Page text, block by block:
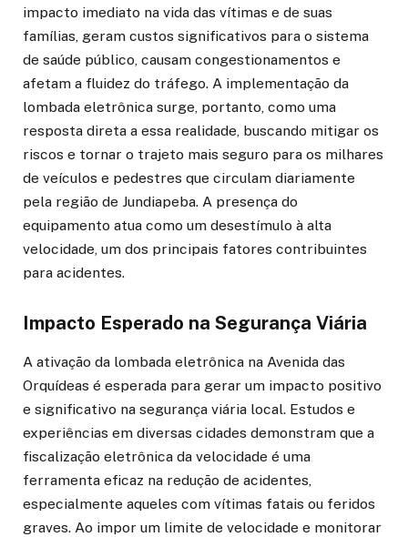
impacto imediato na vida das vítimas e de suas
famílias, geram custos significativos para o sistema
de saúde público, causam congestionamentos e
afetam a fluidez do tráfego. A implementação da
lombada eletrônica surge, portanto, como uma
resposta direta a essa realidade, buscando mitigar os
riscos e tornar o trajeto mais seguro para os milhares
de veículos e pedestres que circulam diariamente
pela região de Jundiapeba. A presença do
equipamento atua como um desestímulo à alta
velocidade, um dos principais fatores contribuintes
para acidentes.
Impacto Esperado na Segurança Viária
A ativação da lombada eletrônica na Avenida das
Orquídeas é esperada para gerar um impacto positivo
e significativo na segurança viária local. Estudos e
experiências em diversas cidades demonstram que a
fiscalização eletrônica da velocidade é uma
ferramenta eficaz na redução de acidentes,
especialmente aqueles com vítimas fatais ou feridos
graves. Ao impor um limite de velocidade e monitorar